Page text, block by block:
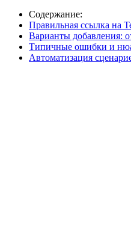
Содержание:
Правильная ссылка на
Варианты добавления:
Типичные ошибки и
Автоматизация